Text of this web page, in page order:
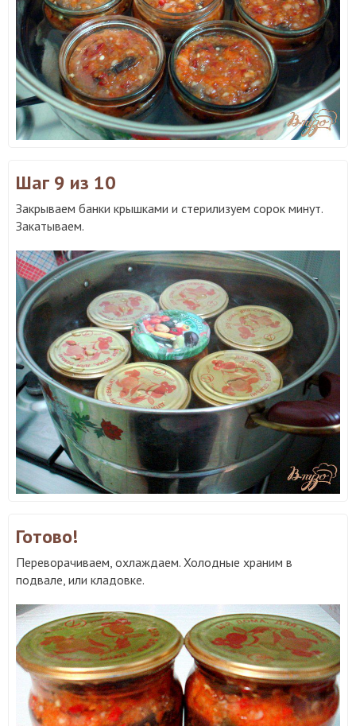
Шаг 9 из 10
Закрываем банки крышками и стерилизуем сорок минут.
Закатываем.
Готово!
Переворачиваем, охлаждаем. Холодные храним в
подвале, или кладовке.